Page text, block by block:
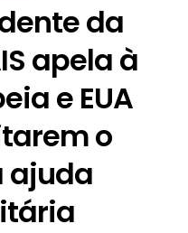
da
apela à
e EUA
o
ajuda